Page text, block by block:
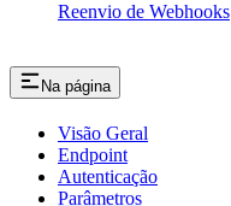
Reenvio de Webhooks
Na página
Visão Geral
Endpoint
Autenticação
Parâmetros